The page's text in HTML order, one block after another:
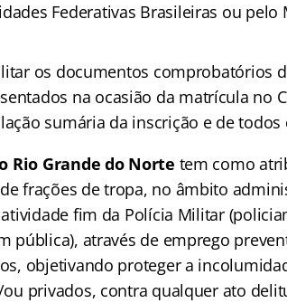
Federativas Brasileiras ou pelo
os documentos comprobatórios
na ocasião da matrícula no
sumária da inscrição e de
Rio Grande do Norte tem como
frações de tropa, no âmbito
fim da Polícia Militar
pública), através de emprego
objetivando proteger a
privados, contra qualquer ato